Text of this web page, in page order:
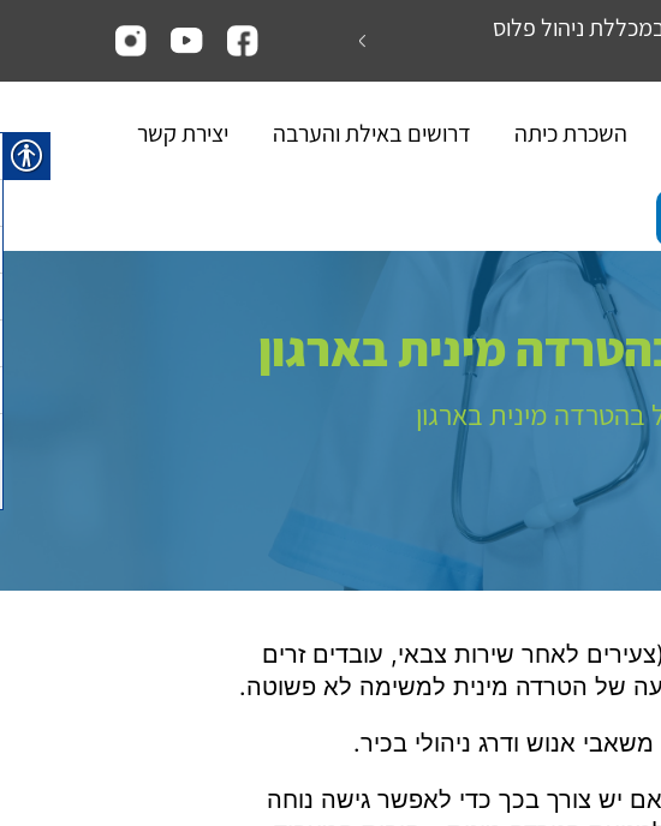
ניהול פלוס
קורסי ניהול רכש ולוגיסטיקה במכללת
השכרת כיתה דרושים באילת והערבה יצירת קשר
מינית בארגון
בהטרדה מינית בארגון
לאחר שירות צבאי, עובדים זרים
של הטרדה מינית למשימה לא פשוטה.
אנוש ודרג ניהולי בכיר.
יש צורך בכך כדי לאפשר גישה נוחה